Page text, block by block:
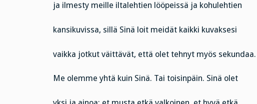
ja ilmesty meille iltalehtien lööpeissä ja kohulehtien
kansikuvissa, sillä Sinä loit meidät kaikki kuvaksesi
vaikka jotkut väittävät, että olet tehnyt myös sekundaa.
Me olemme yhtä kuin Sinä. Tai toisinpäin. Sinä olet